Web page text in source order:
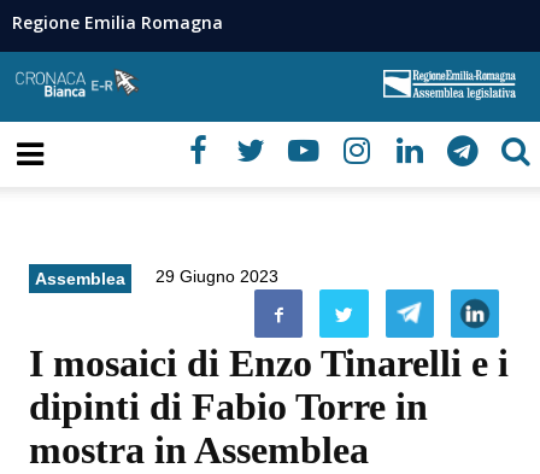
Regione Emilia Romagna
Assemblea 29 Giugno 2023
I mosaici di Enzo Tinarelli e i
dipinti di Fabio Torre in
mostra in Assemblea